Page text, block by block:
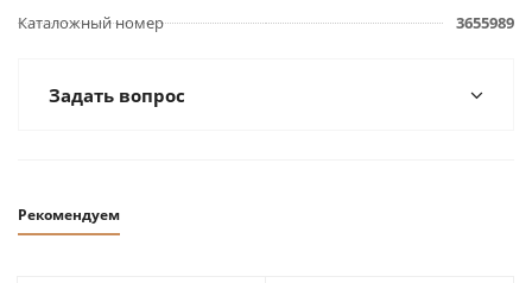
Каталожный номер 3655989
Задать вопрос
Рекомендуем